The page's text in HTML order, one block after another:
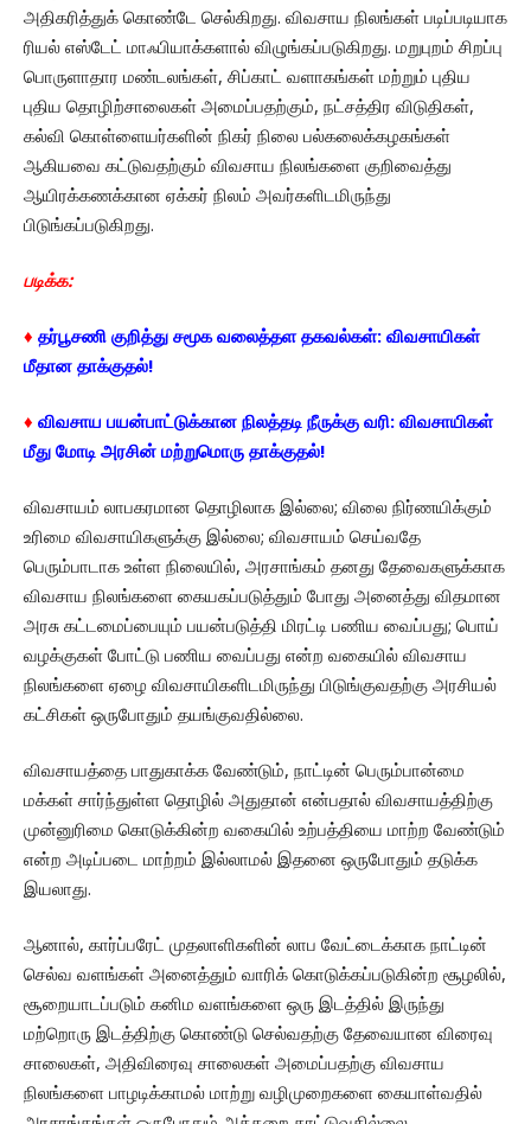
அதிகரித்துக் கொண்டே செல்கிறது. விவசாய நிலங்கள் படிப்படியாக
ரியல் எஸ்டேட் மாஃபியாக்களால் விழுங்கப்படுகிறது. மறுபுறம் சிறப்பு
பொருளாதார மண்டலங்கள், சிப்காட் வளாகங்கள் மற்றும் புதிய
புதிய தொழிற்சாலைகள் அமைப்பதற்கும், நட்சத்திர விடுதிகள்,
கல்வி கொள்ளையர்களின் நிகர் நிலை பல்கலைக்கழகங்கள்
ஆகியவை கட்டுவதற்கும் விவசாய நிலங்களை குறிவைத்து
ஆயிரக்கணக்கான ஏக்கர் நிலம் அவர்களிடமிருந்து
பிடுங்கப்படுகிறது.
படிக்க:
♦ தர்பூசணி குறித்து சமூக வலைத்தள தகவல்கள்: விவசாயிகள்
மீதான தாக்குதல்!
♦ விவசாய பயன்பாட்டுக்கான நிலத்தடி நீருக்கு வரி: விவசாயிகள்
மீது மோடி அரசின் மற்றுமொரு தாக்குதல்!
விவசாயம் லாபகரமான தொழிலாக இல்லை; விலை நிர்ணயிக்கும்
உரிமை விவசாயிகளுக்கு இல்லை; விவசாயம் செய்வதே
பெரும்பாடாக உள்ள நிலையில், அரசாங்கம் தனது தேவைகளுக்காக
விவசாய நிலங்களை கையகப்படுத்தும் போது அனைத்து விதமான
அரசு கட்டமைப்பையும் பயன்படுத்தி மிரட்டி பணிய வைப்பது; பொய்
வழக்குகள் போட்டு பணிய வைப்பது என்ற வகையில் விவசாய
நிலங்களை ஏழை விவசாயிகளிடமிருந்து பிடுங்குவதற்கு அரசியல்
கட்சிகள் ஒருபோதும் தயங்குவதில்லை.
விவசாயத்தை பாதுகாக்க வேண்டும், நாட்டின் பெரும்பான்மை
மக்கள் சார்ந்துள்ள தொழில் அதுதான் என்பதால் விவசாயத்திற்கு
முன்னுரிமை கொடுக்கின்ற வகையில் உற்பத்தியை மாற்ற வேண்டும்
என்ற அடிப்படை மாற்றம் இல்லாமல் இதனை ஒருபோதும் தடுக்க
இயலாது.
ஆனால், கார்ப்பரேட் முதலாளிகளின் லாப வேட்டைக்காக நாட்டின்
செல்வ வளங்கள் அனைத்தும் வாரிக் கொடுக்கப்படுகின்ற சூழலில்,
சூறையாடப்படும் கனிம வளங்களை ஒரு இடத்தில் இருந்து
மற்றொரு இடத்திற்கு கொண்டு செல்வதற்கு தேவையான விரைவு
சாலைகள், அதிவிரைவு சாலைகள் அமைப்பதற்கு விவசாய
நிலங்களை பாழடிக்காமல் மாற்று வழிமுறைகளை கையாள்வதில்